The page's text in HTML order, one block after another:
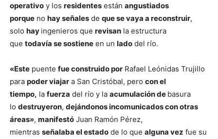
operativo y los residentes están angustiados
porque no hay señales de que se vaya a reconstruir,
solo hay ingenieros que revisan la estructura
que todavía se sostiene en un lado del río.
«Este puente fue construido por Rafael Leónidas Trujillo
para poder viajar a San Cristóbal, pero con el
tiempo, la fuerza del río y la acumulación de basura
lo destruyeron, dejándonos incomunicados con otras
áreas», manifestó Juan Ramón Pérez,
mientras señalaba el estado de lo que alguna vez fue su